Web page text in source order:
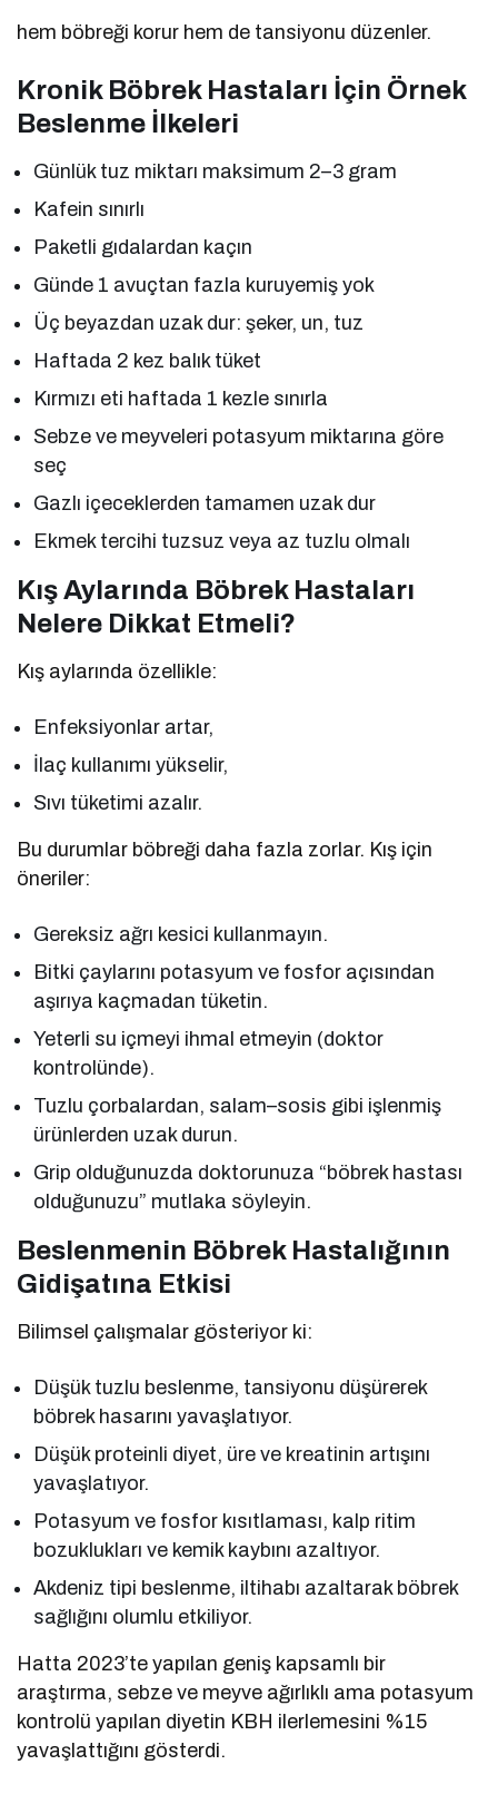
hem böbreği korur hem de tansiyonu düzenler.
Kronik Böbrek Hastaları İçin Örnek
Beslenme İlkeleri
Günlük tuz miktarı maksimum 2–3 gram
Kafein sınırlı
Paketli gıdalardan kaçın
Günde 1 avuçtan fazla kuruyemiş yok
Üç beyazdan uzak dur: şeker, un, tuz
Haftada 2 kez balık tüket
Kırmızı eti haftada 1 kezle sınırla
Sebze ve meyveleri potasyum miktarına göre
seç
Gazlı içeceklerden tamamen uzak dur
Ekmek tercihi tuzsuz veya az tuzlu olmalı
Kış Aylarında Böbrek Hastaları
Nelere Dikkat Etmeli?
Kış aylarında özellikle:
Enfeksiyonlar artar,
İlaç kullanımı yükselir,
Sıvı tüketimi azalır.
Bu durumlar böbreği daha fazla zorlar. Kış için
öneriler:
Gereksiz ağrı kesici kullanmayın.
Bitki çaylarını potasyum ve fosfor açısından
aşırıya kaçmadan tüketin.
Yeterli su içmeyi ihmal etmeyin (doktor
kontrolünde).
Tuzlu çorbalardan, salam–sosis gibi işlenmiş
ürünlerden uzak durun.
Grip olduğunuzda doktorunuza “böbrek hastası
olduğunuzu” mutlaka söyleyin.
Beslenmenin Böbrek Hastalığının
Gidişatına Etkisi
Bilimsel çalışmalar gösteriyor ki:
Düşük tuzlu beslenme, tansiyonu düşürerek
böbrek hasarını yavaşlatıyor.
Düşük proteinli diyet, üre ve kreatinin artışını
yavaşlatıyor.
Potasyum ve fosfor kısıtlaması, kalp ritim
bozuklukları ve kemik kaybını azaltıyor.
Akdeniz tipi beslenme, iltihabı azaltarak böbrek
sağlığını olumlu etkiliyor.
Hatta 2023’te yapılan geniş kapsamlı bir
araştırma, sebze ve meyve ağırlıklı ama potasyum
kontrolü yapılan diyetin KBH ilerlemesini %15
yavaşlattığını gösterdi.